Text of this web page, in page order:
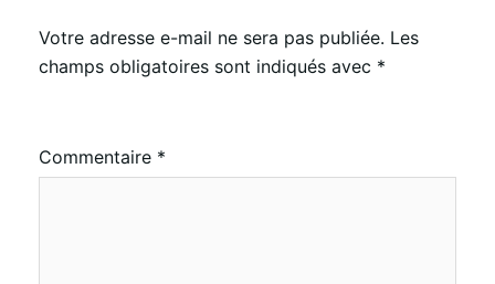
Votre adresse e-mail ne sera pas publiée. Les
champs obligatoires sont indiqués avec *
Commentaire *